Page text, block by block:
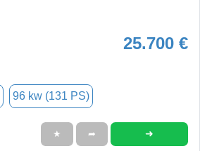
25.700 €
96 kw (131 PS)
★ ➦ ➜